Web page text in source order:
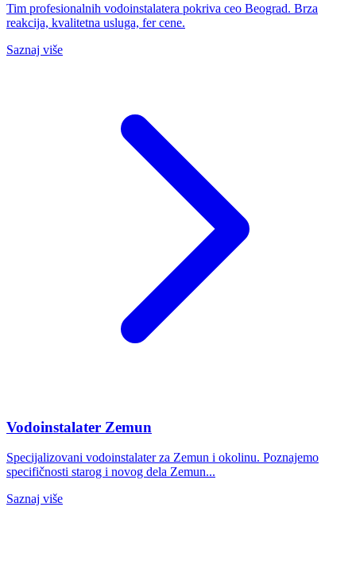
Tim profesionalnih vodoinstalatera pokriva ceo Beograd. Brza
reakcija, kvalitetna usluga, fer cene.
Saznaj više
Vodoinstalater Zemun
Specijalizovani vodoinstalater za Zemun i okolinu. Poznajemo
specifičnosti starog i novog dela Zemun...
Saznaj više